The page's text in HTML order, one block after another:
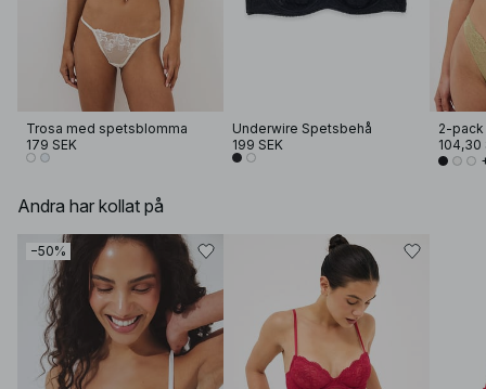
Trosa med spetsblomma
179 SEK
Underwire Spetsbehå
199 SEK
2-
104,30
Andra har kollat på
−50%